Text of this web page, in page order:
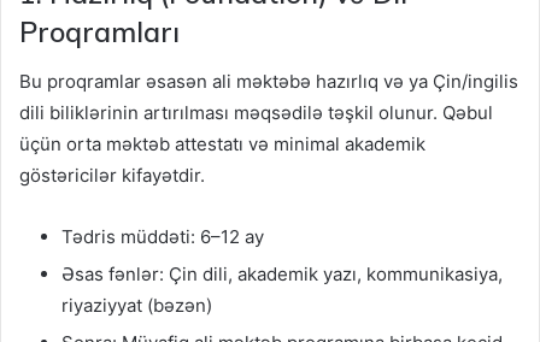
Proqramları
Bu proqramlar əsasən ali məktəbə hazırlıq və ya Çin/ingilis
dili biliklərinin artırılması məqsədilə təşkil olunur. Qəbul
üçün orta məktəb attestatı və minimal akademik
göstəricilər kifayətdir.
Tədris müddəti: 6–12 ay
Əsas fənlər: Çin dili, akademik yazı, kommunikasiya,
riyaziyyat (bəzən)